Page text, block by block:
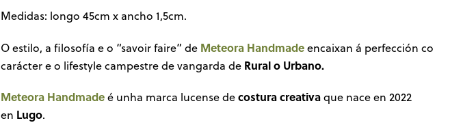
Medidas: longo 45cm x ancho 1,5cm.
O estilo, a filosofía e o “savoir faire” de Meteora Handmadeencaixan á perfección co
carácter e o lifestyle campestre de vangarda de Rural o Urbano.
Meteora Handmadeé unha marca lucense decostura creativaque nace en 2022
en Lugo.